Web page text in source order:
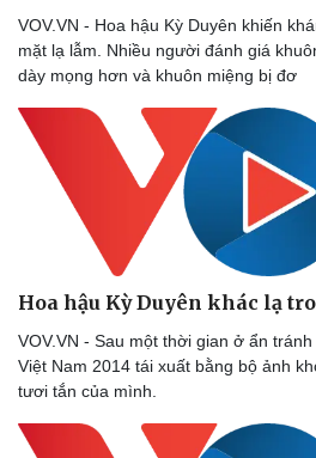
Làm đẹp - giảm cân
Phòng mạch online
Ăn sạch sống khỏe
VOV.VN - Hoa hậu Kỳ Duyên khiến
mặt lạ lẫm. Nhiều người đánh giá
dày mọng hơn và khuôn miệng bị đơ
Hoa hậu Kỳ Duyên khác lạ
VOV.VN - Sau một thời gian ở ẩn
Việt Nam 2014 tái xuất bằng bộ ảnh
tươi tắn của mình.